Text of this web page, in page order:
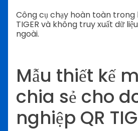
Công cụ chạy hoàn toàn trong
TIGER và không truy xuất dữ
ngoài.
Mẫu thiết kế
chia sẻ cho
nghiệp QR